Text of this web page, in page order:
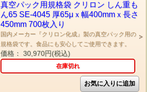
真空パック用規格袋 クリロン しん重も
ん65 SE-4045 厚65μｘ幅400mmｘ長さ
450mm 700枚入り
国内メーカー『クリロン化成』製の真空パック用の
規格袋です。食品にも安心してご使用できます。
価格： 30,970円(税込)
在庫切れ